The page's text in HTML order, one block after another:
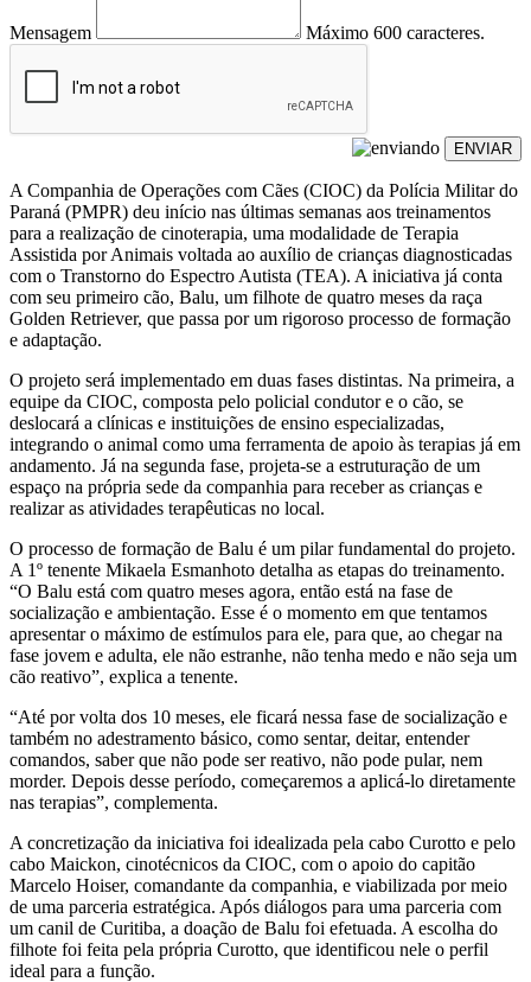
Mensagem Máximo 600 caracteres.
ENVIAR
A Companhia de Operações com Cães (CIOC) da Polícia Militar do
Paraná (PMPR) deu início nas últimas semanas aos treinamentos
para a realização de cinoterapia, uma modalidade de Terapia
Assistida por Animais voltada ao auxílio de crianças diagnosticadas
com o Transtorno do Espectro Autista (TEA). A iniciativa já conta
com seu primeiro cão, Balu, um filhote de quatro meses da raça
Golden Retriever, que passa por um rigoroso processo de formação
e adaptação.
O projeto será implementado em duas fases distintas. Na primeira, a
equipe da CIOC, composta pelo policial condutor e o cão, se
deslocará a clínicas e instituições de ensino especializadas,
integrando o animal como uma ferramenta de apoio às terapias já em
andamento. Já na segunda fase, projeta-se a estruturação de um
espaço na própria sede da companhia para receber as crianças e
realizar as atividades terapêuticas no local.
O processo de formação de Balu é um pilar fundamental do projeto.
A 1º tenente Mikaela Esmanhoto detalha as etapas do treinamento.
“O Balu está com quatro meses agora, então está na fase de
socialização e ambientação. Esse é o momento em que tentamos
apresentar o máximo de estímulos para ele, para que, ao chegar na
fase jovem e adulta, ele não estranhe, não tenha medo e não seja um
cão reativo”, explica a tenente.
“Até por volta dos 10 meses, ele ficará nessa fase de socialização e
também no adestramento básico, como sentar, deitar, entender
comandos, saber que não pode ser reativo, não pode pular, nem
morder. Depois desse período, começaremos a aplicá-lo diretamente
nas terapias”, complementa.
A concretização da iniciativa foi idealizada pela cabo Curotto e pelo
cabo Maickon, cinotécnicos da CIOC, com o apoio do capitão
Marcelo Hoiser, comandante da companhia, e viabilizada por meio
de uma parceria estratégica. Após diálogos para uma parceria com
um canil de Curitiba, a doação de Balu foi efetuada. A escolha do
filhote foi feita pela própria Curotto, que identificou nele o perfil
ideal para a função.